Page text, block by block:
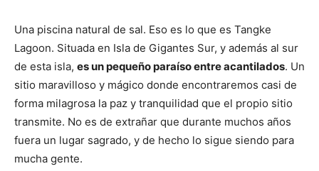
Una piscina natural de sal. Eso es lo que es Tangke
Lagoon. Situada en Isla de Gigantes Sur, y además al sur
de esta isla, es un pequeño paraíso entre acantilados. Un
sitio maravilloso y mágico donde encontraremos casi de
forma milagrosa la paz y tranquilidad que el propio sitio
transmite. No es de extrañar que durante muchos años
fuera un lugar sagrado, y de hecho lo sigue siendo para
mucha gente.